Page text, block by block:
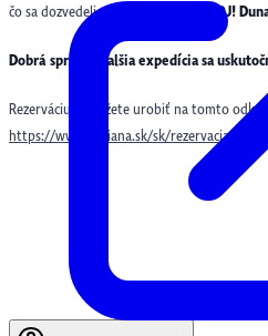
čo sa dozvedeli na našej výstave
AHOJ!
Dobrá správa! Ďalšia expedícia sa
Rezerváciu si môžete urobiť na tomto
https://www.bibiana.sk/sk/rezervacia/